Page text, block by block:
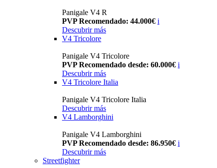
Panigale V4 R
PVP Recomendado: 44.000€ i
Descubrir más
V4 Tricolore
Panigale V4 Tricolore
PVP Recomendado desde: 60.000€ i
Descubrir más
V4 Tricolore Italia
Panigale V4 Tricolore Italia
Descubrir más
V4 Lamborghini
Panigale V4 Lamborghini
PVP Recomendado desde: 86.950€ i
Descubrir más
Streetfighter